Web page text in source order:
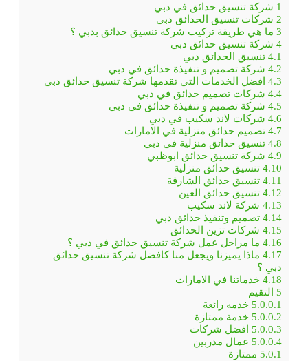
1 شركة تنسيق حدائق في دبي
2 شركات تنسيق الحدائق دبي
3ما هي طريقة تركيب شركة تنسيق حدائق بدبي ؟
4شركة تنسيق حدائق دبي
4.1تنسيق الحدائق دبي
4.2شركة تصميم و تنفيذة حدائق في دبي
4.3افضل الخدمات التي تقدمها شركة تنسيق حدائق دبي
4.4شركات تصميم حدائق في دبي
4.5شركة تصميم و تنفيذة حدائق في دبي
4.6شركات لاند سكيب في دبي
4.7تصميم حدائق منزلية في الامارات
4.8تنسيق حدائق منزلية في دبي
4.9شركة تنسيق حدائق ابوظبي
4.10تنسيق حدائق منزلية
4.11تنسيق حدائق الشارقة
4.12تنسيق حدائق العين
4.13شركة لاند سكيب
4.14تصميم وتنفيذ حدائق دبي
4.15شركات تزين الحدائق
4.16ما مراحل عمل شركة تنسيق حدائق في دبي ؟
4.17ماذا يميزنا ويجعل منا كافضل شركة تنسيق حدائق
دبي ؟
4.18خدماتنا في الامارات
5التقيم
5.0.0.1خدمه رائعة
5.0.0.2خدمة ممتازة
5.0.0.3افضل شركات
5.0.0.4عمال مدربين
5.0.1ممتازة